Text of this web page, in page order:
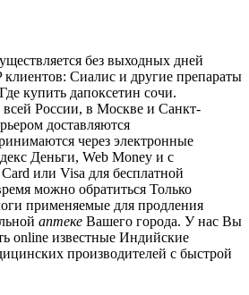
без выходных дней
клиентов: Сиалис и другие препараты
купить дапоксетин сочи.
всей России, в Москве и Санкт-
доставляются
через электронные
Деньги, Web Money и с
или Visa для бесплатной
можно обратиться Только
применяемые для продления
аптеке Вашего города. У нас Вы
online известные Индийские
производителей с быстрой